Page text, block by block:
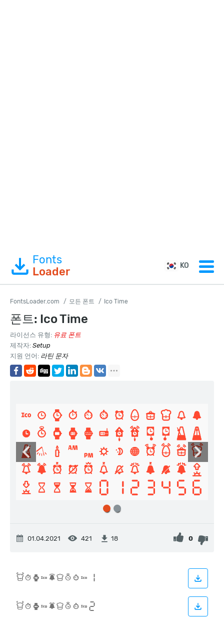
Fonts
Loader
KO
FontsLoader.com 모든 폰트 Ico Time
폰트: Ico Time
라이선스 유형: 유료 폰트
제작자: Setup
지원 언어: 라틴 문자
01.04.2021 421 18 0